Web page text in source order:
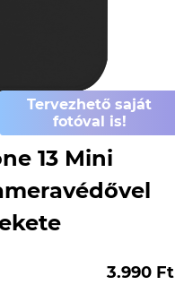
Tervezhető saját
fotóval is!
13 Mini
3.990 Ft